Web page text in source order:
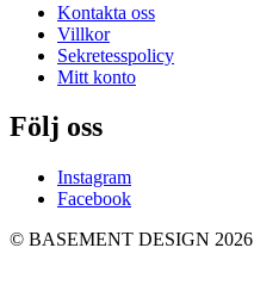
Kontakta oss
Villkor
Sekretesspolicy
Mitt konto
Följ oss
Instagram
Facebook
© BASEMENT DESIGN 2026